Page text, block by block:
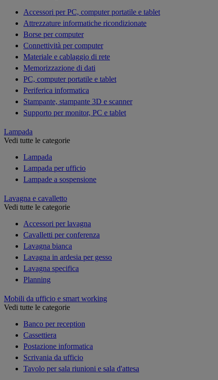
Accessori per PC, computer portatile e tablet
Attrezzature informatiche ricondizionate
Borse per computer
Connettività per computer
Materiale e cablaggio di rete
Memorizzazione di dati
PC, computer portatile e tablet
Periferica informatica
Stampante, stampante 3D e scanner
Supporto per monitor, PC e tablet
Lampada
Vedi tutte le categorie
Lampada
Lampada per ufficio
Lampade a sospensione
Lavagna e cavalletto
Vedi tutte le categorie
Accessori per lavagna
Cavalletti per conferenza
Lavagna bianca
Lavagna in ardesia per gesso
Lavagna specifica
Planning
Mobili da ufficio e smart working
Vedi tutte le categorie
Banco per reception
Cassettiera
Postazione informatica
Scrivania da ufficio
Tavolo per sala riunioni e sala d'attesa